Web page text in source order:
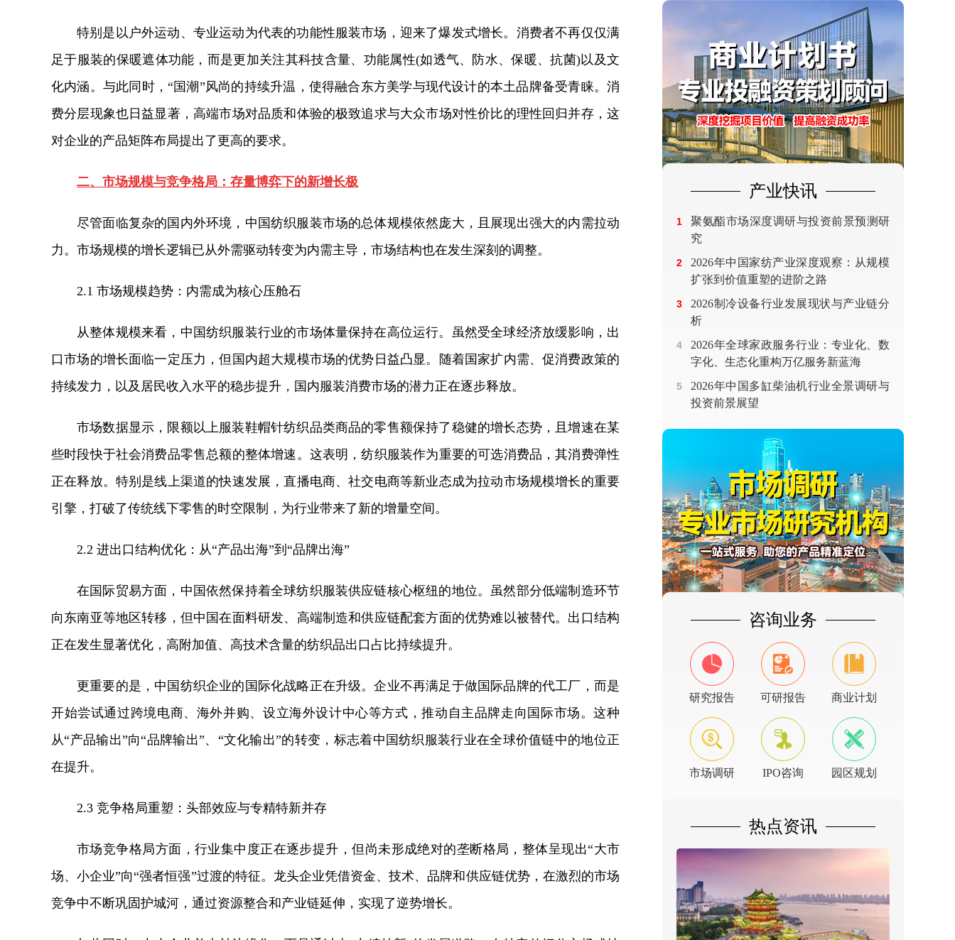
特别是以户外运动、专业运动为代表的功能性服装市场，迎来了爆发式增长。消费者不再仅仅满
足于服装的保暖遮体功能，而是更加关注其科技含量、功能属性(如透气、防水、保暖、抗菌)以及文
化内涵。与此同时，“国潮”风尚的持续升温，使得融合东方美学与现代设计的本土品牌备受青睐。消
费分层现象也日益显著，高端市场对品质和体验的极致追求与大众市场对性价比的理性回归并存，这
对企业的产品矩阵布局提出了更高的要求。
二、市场规模与竞争格局：存量博弈下的新增长极
尽管面临复杂的国内外环境，中国纺织服装市场的总体规模依然庞大，且展现出强大的内需拉动
力。市场规模的增长逻辑已从外需驱动转变为内需主导，市场结构也在发生深刻的调整。
2.1 市场规模趋势：内需成为核心压舱石
从整体规模来看，中国纺织服装行业的市场体量保持在高位运行。虽然受全球经济放缓影响，出
口市场的增长面临一定压力，但国内超大规模市场的优势日益凸显。随着国家扩内需、促消费政策的
持续发力，以及居民收入水平的稳步提升，国内服装消费市场的潜力正在逐步释放。
市场数据显示，限额以上服装鞋帽针纺织品类商品的零售额保持了稳健的增长态势，且增速在某
些时段快于社会消费品零售总额的整体增速。这表明，纺织服装作为重要的可选消费品，其消费弹性
正在释放。特别是线上渠道的快速发展，直播电商、社交电商等新业态成为拉动市场规模增长的重要
引擎，打破了传统线下零售的时空限制，为行业带来了新的增量空间。
2.2 进出口结构优化：从“产品出海”到“品牌出海”
在国际贸易方面，中国依然保持着全球纺织服装供应链核心枢纽的地位。虽然部分低端制造环节
向东南亚等地区转移，但中国在面料研发、高端制造和供应链配套方面的优势难以被替代。出口结构
正在发生显著优化，高附加值、高技术含量的纺织品出口占比持续提升。
更重要的是，中国纺织企业的国际化战略正在升级。企业不再满足于做国际品牌的代工厂，而是
开始尝试通过跨境电商、海外并购、设立海外设计中心等方式，推动自主品牌走向国际市场。这种
从“产品输出”向“品牌输出”、“文化输出”的转变，标志着中国纺织服装行业在全球价值链中的地位正
在提升。
2.3 竞争格局重塑：头部效应与专精特新并存
市场竞争格局方面，行业集中度正在逐步提升，但尚未形成绝对的垄断格局，整体呈现出“大市
场、小企业”向“强者恒强”过渡的特征。龙头企业凭借资金、技术、品牌和供应链优势，在激烈的市场
竞争中不断巩固护城河，通过资源整合和产业链延伸，实现了逆势增长。
产业快讯
1
聚氨酯市场深度调研与投资前景预测研
究
2
2026年中国家纺产业深度观察：从规模
扩张到价值重塑的进阶之路
3
2026制冷设备行业发展现状与产业链分
析
4
2026年全球家政服务行业：专业化、数
字化、生态化重构万亿服务新蓝海
5
2026年中国多缸柴油机行业全景调研与
投资前景展望
咨询业务
研究报告 可研报告 商业计划
市场调研 IPO咨询 园区规划
热点资讯